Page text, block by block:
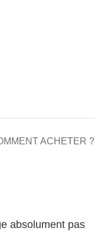
ACHETER ?
absolument pas